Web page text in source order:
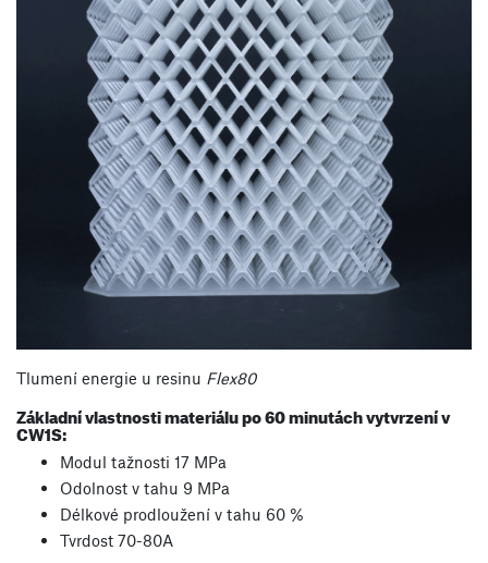
Tlumení energie u resinu Flex80
Základní vlastnosti materiálu po 60 minutách vytvrzení v
CW1S:
Modul tažnosti 17 MPa
Odolnost v tahu 9 MPa
Délkové prodloužení v tahu 60 %
Tvrdost 70-80A